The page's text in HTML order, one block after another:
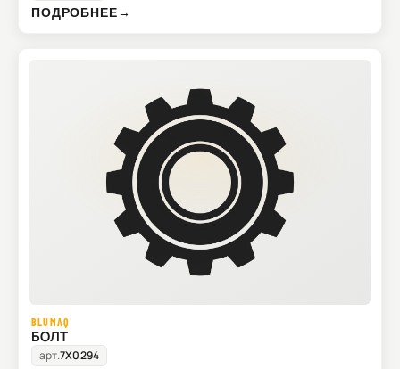
ПОДРОБНЕЕ→
BLUMAQ
БОЛТ
арт.7X0294